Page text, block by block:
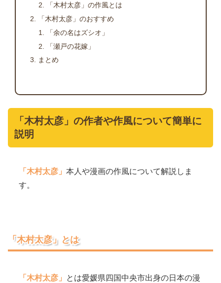
「木村太彦」の作風とは
「木村太彦」のおすすめ
「余の名はズシオ」
「瀬戸の花嫁」
まとめ
「木村太彦」の作者や作風について簡単に
説明
「木村太彦」本人や漫画の作風について解説しま
す。
「木村太彦」とは
「木村太彦」 とは愛媛県四国中央市出身の日本の漫